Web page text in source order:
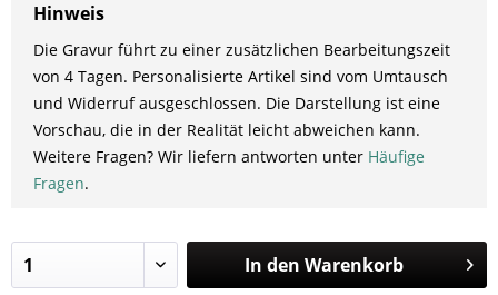
Hinweis
Die Gravur führt zu einer zusätzlichen Bearbeitungszeit
von 4 Tagen. Personalisierte Artikel sind vom Umtausch
und Widerruf ausgeschlossen. Die Darstellung ist eine
Vorschau, die in der Realität leicht abweichen kann.
Weitere Fragen? Wir liefern antworten unter Häufige
Fragen.
In den Warenkorb